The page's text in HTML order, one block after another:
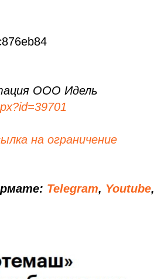
ООО Идель
на ограничение
Telegram, Youtube,